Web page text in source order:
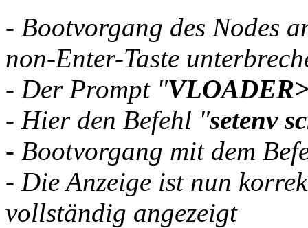
- Bootvorgang des Nodes
non-Enter-Taste
- Der Prompt "
- Hier den Befehl "setenv
- Bootvorgang mit dem
- Die Anzeige ist nun
vollständig angezeigt